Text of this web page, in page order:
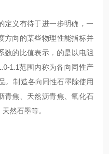
定义有待于进一步明确，一
方向的某些物理性能指标并
数的比值表示，的是以电阻
1.1范围内称为各向同性产
。制造各向同性石墨除使用
青焦、天然沥青焦、氧化石
然石墨等。